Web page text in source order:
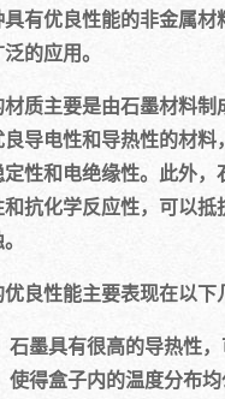
有优良性能的非金属材
的应用。
质主要是由石墨材料制
导电性和导热性的材料
定性和电绝缘性。此外，
抗化学反应性，可以抵
良性能主要表现在以下
石墨具有很高的导热性
使得盒子内的温度分布均